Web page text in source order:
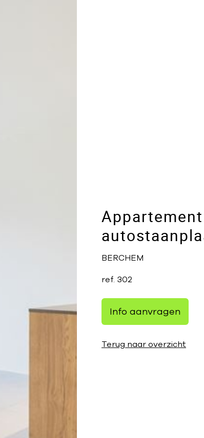
BERCHEM
ref. 302
Info aanvragen
Terug naar overzicht